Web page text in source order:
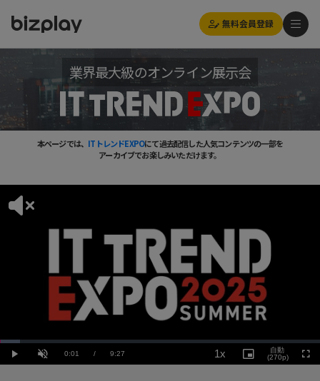
無料会員登録
業界最大級のオンライン展示会
本ページでは、 ITトレンドEXPOにて過去配信した人気コンテンツの一部を
アーカイブでお楽しみいただけます。
Play UnmuteCurrent
0:01 / Duration
9:27
Loaded:
6.36%
1x
Rate
Picture-
in-
自動
(270p)